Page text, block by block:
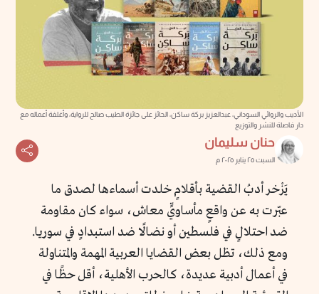
الأديب والروائي السوداني، عبدالعزيز بركة ساكن، الحائز على جائزة الطيب صالح للرواية، وأغلفة أعماله مع
دار فاصلة للنشر والتوزيع
حنان سليمان
السبت ٢٥ يناير ٢٠٢٥ م
يَزْخر أدبُ القضية بأقلامٍ خلدت أسماءها لصدق ما
عبّرت به عن واقعٍ مأساويٍّ معاش، سواء كان مقاومة
ضد احتلالٍ في فلسطين أو نضالًا ضد استبدادٍ في سوريا.
ومع ذلك، تظل بعض القضايا العربية المهمة والمتناولة
في أعمال أدبية عديدة، كالحرب الأهلية، أقل حظًا في